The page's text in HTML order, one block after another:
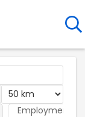
Employment